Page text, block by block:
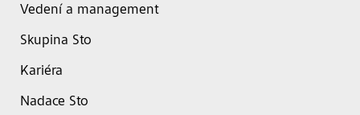
Vedení a management
Skupina Sto
Kariéra
Nadace Sto